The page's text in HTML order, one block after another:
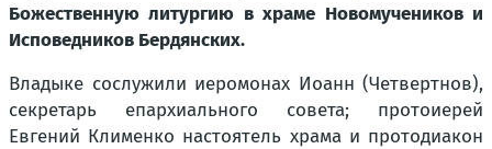
Божественную литургию в храме Новомучеников и
Исповедников Бердянских.
Владыке сослужили иеромонах Иоанн (Четвертнов),
секретарь епархиального совета; протоиерей
Евгений Клименко настоятель храма и протодиакон